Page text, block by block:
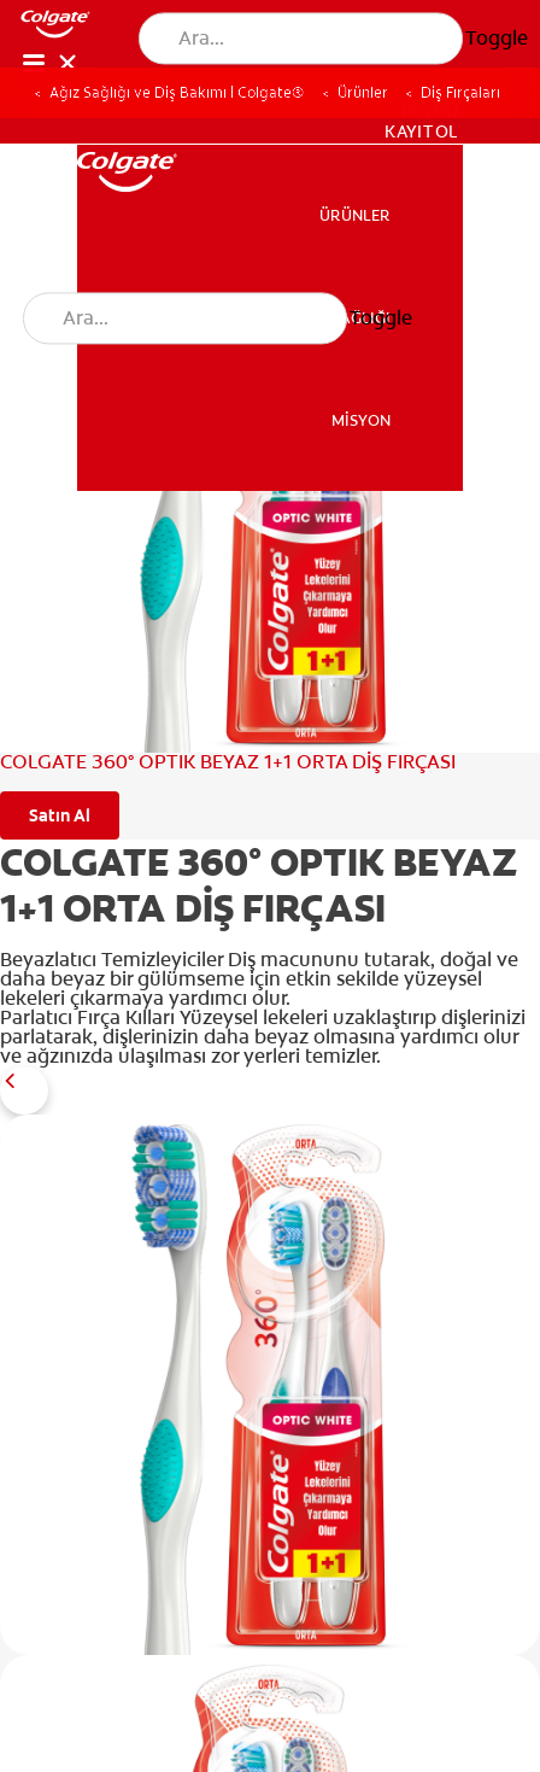
Toggle
MİSYON
KAYIT OL
ÜRÜNLER
AĞIZ SAĞLIĞI
MİSYON
Toggle
Ağız Sağlığı ve Diş Bakımı | Colgate® Ürünler Diş Fırçaları
COLGATE 360° OPTIK BEYAZ 1+1 ORTA DİŞ FIRÇASI
Satın Al
COLGATE 360° OPTIK BEYAZ
1+1 ORTA DİŞ FIRÇASI
Beyazlatıcı Temizleyiciler Diş macununu tutarak, doğal ve
daha beyaz bir gülümseme için etkin sekilde yüzeysel
lekeleri çıkarmaya yardımcı olur.
Parlatıcı Fırça Kılları Yüzeysel lekeleri uzaklaştırıp dişlerinizi
parlatarak, dişlerinizin daha beyaz olmasına yardımcı olur
ve ağzınızda ulaşılması zor yerleri temizler.